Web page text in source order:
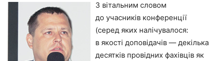
З вітальним словом
до учасників конференції
(серед яких налічувалося:
в якості доповідачів — декілька
десятків провідних фахівців як